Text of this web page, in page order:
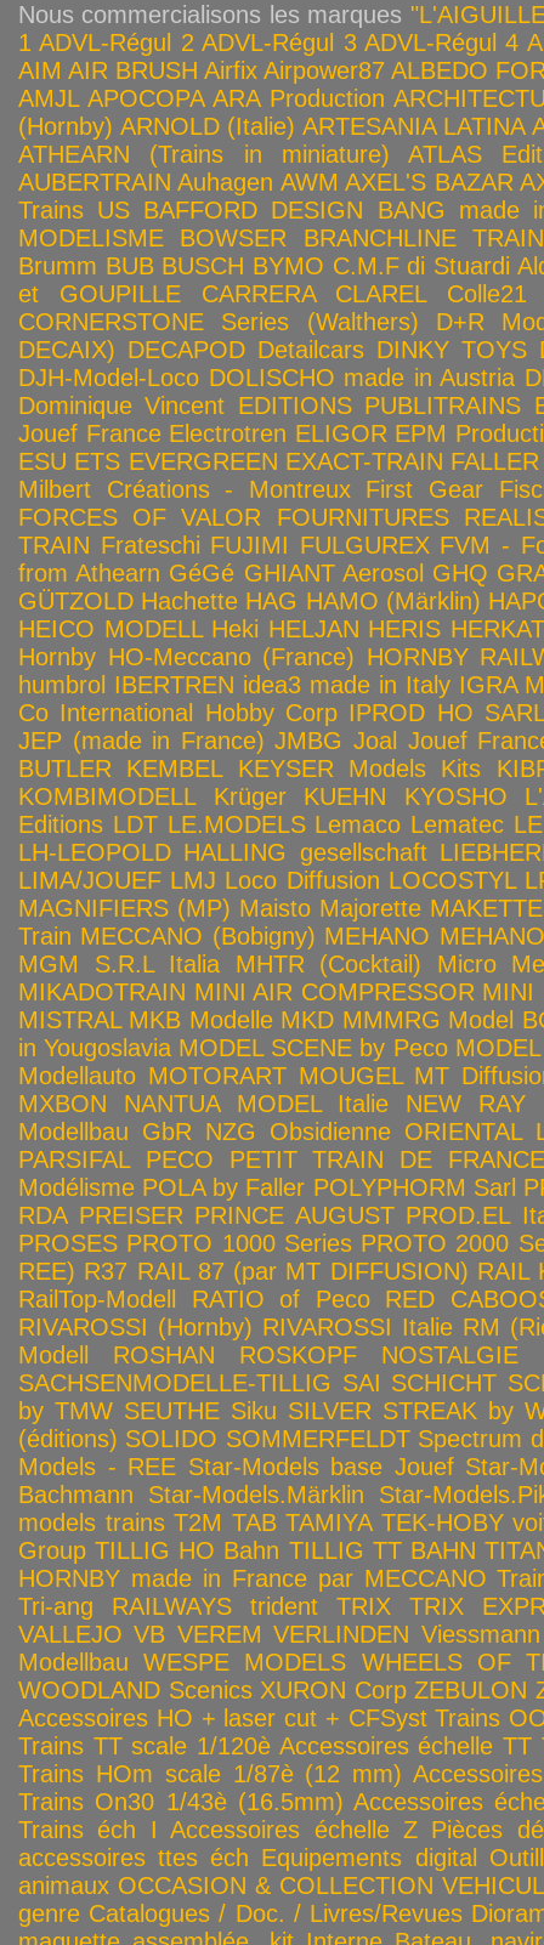
Nous commercialisons les marques
1 ADVL-Régul 2 ADVL-Régul 3 ADVL-Régul 4
AIM AIR BRUSH Airfix Airpower87 ALBEDO
AMJL APOCOPA ARA Production
(Hornby) ARNOLD (Italie) ARTESANIA LATINA
ATHEARN (Trains in miniature)
ATLAS
AUBERTRAIN Auhagen AWM AXEL'S BAZAR
Trains US BAFFORD DESIGN
BANG made
MODELISME
BOWSER
BRANCHLINE
Brumm BUB BUSCH BYMO C.M.F di Stuardi
et GOUPILLE
CARRERA CLAREL
Colle21
CORNERSTONE Series (Walthers)
D+R
DECAIX) DECAPOD Detailcars DINKY TOYS
DJH-Model-Loco DOLISCHO made in Austria
Dominique Vincent EDITIONS PUBLITRAINS
Jouef France Electrotren ELIGOR EPM
ESU ETS EVERGREEN EXACT-TRAIN FALLER
Milbert Créations - Montreux First Gear
FORCES OF VALOR
FOURNITURES
TRAIN Frateschi FUJIMI FULGUREX FVM -
from Athearn GéGé GHIANT Aerosol GHQ
GÜTZOLD Hachette HAG HAMO (Märklin)
HEICO MODELL Heki HELJAN HERIS HERKAT
Hornby HO-Meccano (France) HORNBY
humbrol IBERTREN idea3 made in Italy IGRA
Co International Hobby Corp IPROD HO
JEP (made in France) JMBG Joal Jouef
BUTLER
KEMBEL KEYSER Models Kits
KOMBIMODELL
Krüger KUEHN KYOSHO
Editions LDT LE.MODELS Lemaco Lematec
LH-LEOPOLD HALLING gesellschaft
LIMA/JOUEF LMJ Loco Diffusion LOCOSTYL
MAGNIFIERS (MP) Maisto Majorette MAKETTE
Train MECCANO (Bobigny) MEHANO
MGM S.R.L Italia
MHTR (Cocktail)
Micro
MIKADOTRAIN MINI AIR COMPRESSOR MINI
MISTRAL MKB Modelle MKD MMMRG Model
in Yougoslavia MODEL SCENE by Peco
Modellauto MOTORART MOUGEL MT
MXBON
NANTUA MODEL Italie NEW RAY
Modellbau GbR NZG Obsidienne ORIENTAL
PARSIFAL
PECO
PETIT TRAIN DE FRANCE
Modélisme POLA by Faller POLYPHORM Sarl
RDA PREISER PRINCE AUGUST PROD.EL
PROSES PROTO 1000 Series PROTO 2000
REE) R37 RAIL 87 (par MT DIFFUSION) RAIL
RailTop-Modell
RATIO of Peco
RED
RIVAROSSI (Hornby) RIVAROSSI Italie RM
Modell
ROSHAN ROSKOPF NOSTALGIE
SACHSENMODELLE-TILLIG SAI SCHICHT
by TMW SEUTHE Siku SILVER STREAK by
(éditions) SOLIDO SOMMERFELDT Spectrum
Models - REE Star-Models base Jouef Star-
Bachmann
Star-Models.Märklin
Star-
models trains T2M TAB TAMIYA TEK-HOBY
Group TILLIG HO Bahn TILLIG TT BAHN
HORNBY made in France par MECCANO
Tri-ang RAILWAYS
trident TRIX
TRIX
VALLEJO VB VEREM VERLINDEN Viessmann
Modellbau WESPE MODELS WHEELS OF
WOODLAND Scenics XURON Corp ZEBULON
Accessoires HO + laser cut + CFSyst Trains
Trains TT scale 1/120è Accessoires échelle TT
Trains HOm scale 1/87è (12 mm)
Trains On30 1/43è (16.5mm) Accessoires
Trains éch I Accessoires échelle Z Pièces
accessoires ttes éch Equipements digital
animaux OCCASION & COLLECTION
genre Catalogues / Doc. / Livres/Revues